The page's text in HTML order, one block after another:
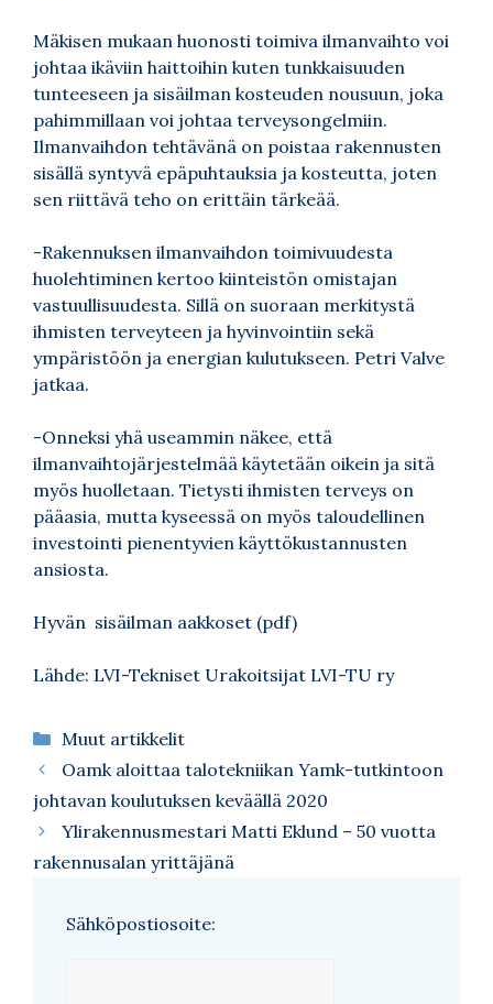
Mäkisen mukaan huonosti toimiva ilmanvaihto voi
johtaa ikäviin haittoihin kuten tunkkaisuuden
tunteeseen ja sisäilman kosteuden nousuun, joka
pahimmillaan voi johtaa terveysongelmiin.
Ilmanvaihdon tehtävänä on poistaa rakennusten
sisällä syntyvä epäpuhtauksia ja kosteutta, joten
sen riittävä teho on erittäin tärkeää.
-Rakennuksen ilmanvaihdon toimivuudesta
huolehtiminen kertoo kiinteistön omistajan
vastuullisuudesta. Sillä on suoraan merkitystä
ihmisten terveyteen ja hyvinvointiin sekä
ympäristöön ja energian kulutukseen. Petri Valve
jatkaa.
-Onneksi yhä useammin näkee, että
ilmanvaihtojärjestelmää käytetään oikein ja sitä
myös huolletaan. Tietysti ihmisten terveys on
pääasia, mutta kyseessä on myös taloudellinen
investointi pienentyvien käyttökustannusten
ansiosta.
Hyvän sisäilman aakkoset (pdf)
Lähde: LVI-Tekniset Urakoitsijat LVI-TU ry
Kategoriat
Muut artikkelit
Oamk aloittaa talotekniikan Yamk-tutkintoon
johtavan koulutuksen keväällä 2020
Ylirakennusmestari Matti Eklund – 50 vuotta
rakennusalan yrittäjänä
Sähköpostiosoite: